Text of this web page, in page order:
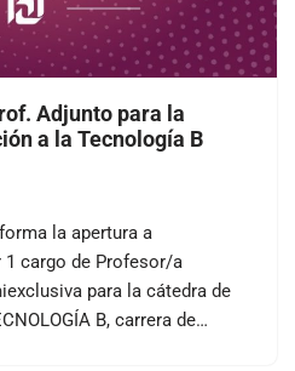
Adjunto para la
a la Tecnología B
la apertura a
cargo de Profesor/a
para la cátedra de
B, carrera de…